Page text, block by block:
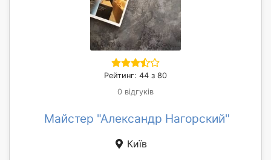
Рейтинг: 44 з 80
0 відгуків
Майстер "Александр Нагорский"
Київ